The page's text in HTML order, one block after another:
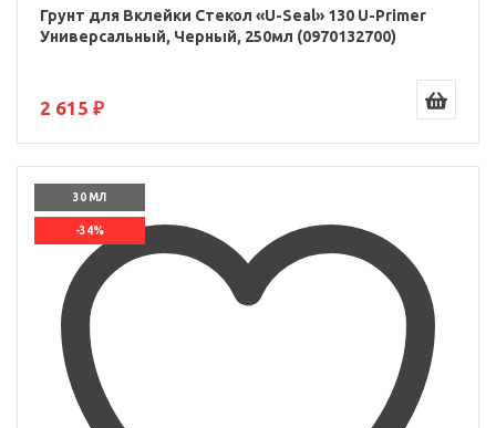
Грунт для Вклейки Стекол «U-Seal» 130 U-Primer
Универсальный, Черный, 250мл (0970132700)
2 615 ₽
30 МЛ
-34%